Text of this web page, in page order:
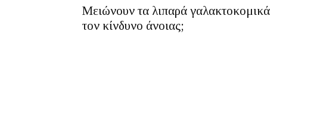
Μειώνουν τα λιπαρά γαλακτοκομικά
τον κίνδυνο άνοιας;